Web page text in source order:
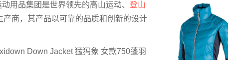
用品集团是世界领先的高山运动、 登山
产商，其产品以可靠的品质和创新的设计
Down Jacket 猛犸象 女款750蓬羽